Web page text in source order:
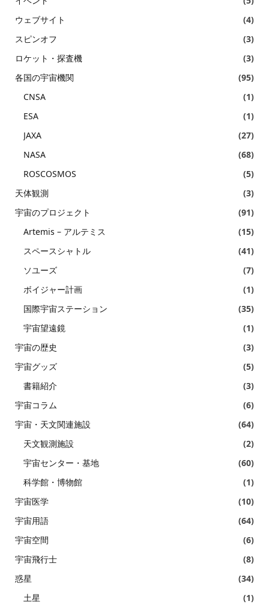
ウェブサイト
(4)
スピンオフ
(3)
ロケット・探査機
(3)
各国の宇宙機関
(95)
CNSA
(1)
ESA
(1)
JAXA
(27)
NASA
(68)
ROSCOSMOS
(5)
天体観測
(3)
宇宙のプロジェクト
(91)
Artemis – アルテミス
(15)
スペースシャトル
(41)
ソユーズ
(7)
ボイジャー計画
(1)
国際宇宙ステーション
(35)
宇宙望遠鏡
(1)
宇宙の歴史
(3)
宇宙グッズ
(5)
書籍紹介
(3)
宇宙コラム
(6)
宇宙・天文関連施設
(64)
天文観測施設
(2)
宇宙センター・基地
(60)
科学館・博物館
(1)
宇宙医学
(10)
宇宙用語
(64)
宇宙空間
(6)
宇宙飛行士
(8)
惑星
(34)
土星
(1)